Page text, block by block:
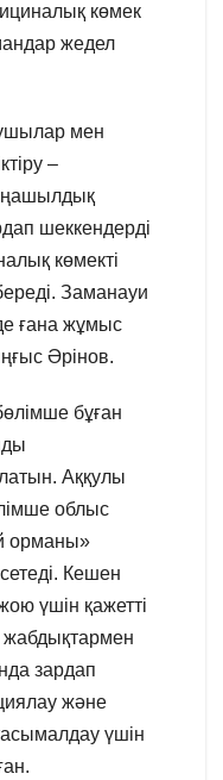
көмек
жедел
мен
–
шеккендерді
көмекті
Заманауи
ғана жұмыс
Әрінов.
бұған
Аққулы
облыс
орманы»
Кешен
үшін қажетті
зардап
және
үшін